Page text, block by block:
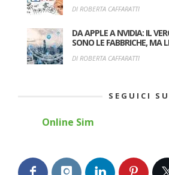
DI ROBERTA CAFFARATTI
DA APPLE A NVIDIA: IL
SONO LE FABBRICHE, MA
DI ROBERTA CAFFARATTI
SEGUICI SU
Online Sim